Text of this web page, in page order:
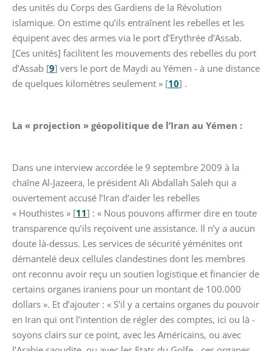
des unités du Corps des Gardiens de la Révolution
islamique. On estime qu’ils entraînent les rebelles et les
équipent avec des armes via le port d’Erythrée d’Assab.
[Ces unités] facilitent les mouvements des rebelles du port
d’Assab [9] vers le port de Maydi au Yémen - à une distance
de quelques kilomètres seulement » [10] .
La « projection » géopolitique de l’Iran au Yémen :
Dans une interview accordée le 9 septembre 2009 à la
chaîne Al-Jazeera, le président Ali Abdallah Saleh qui a
ouvertement accusé l’Iran d’aider les rebelles
« Houthistes » [11] : « Nous pouvons affirmer dire en toute
transparence qu’ils reçoivent une assistance. Il n’y a aucun
doute là-dessus. Les services de sécurité yéménites ont
démantelé deux cellules clandestines dont les membres
ont reconnu avoir reçu un soutien logistique et financier de
certains organes iraniens pour un montant de 100.000
dollars ». Et d’ajouter : « S’il y a certains organes du pouvoir
en Iran qui ont l’intention de régler des comptes, ici ou là -
soyons clairs sur ce point, avec les Américains, ou avec